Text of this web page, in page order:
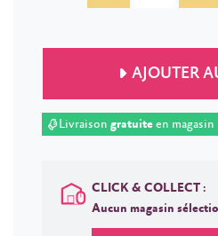
AJOUTER
Livraison gratuiteen magasin
CLICK & COLLECT :
Aucun magasin